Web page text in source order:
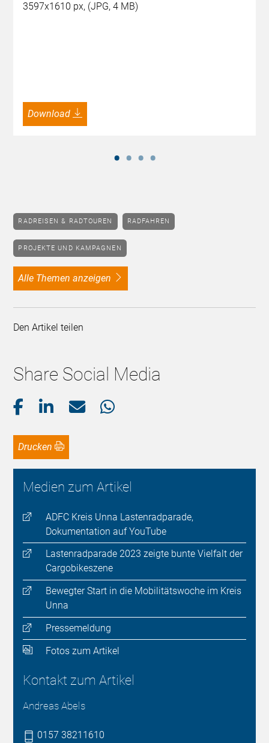
3597x1610 px, (JPG, 4 MB)
Download
RADREISEN & RADTOUREN RADFAHREN
PROJEKTE UND KAMPAGNEN
alle Themen anzeigen
Den Artikel teilen
Share Social Media
Drucken
Medien zum Artikel
ADFC Kreis Unna Lastenradparade,
Dokumentation auf YouTube
Lastenradparade 2023 zeigte bunte Vielfalt der
Cargobikeszene
Bewegter Start in die Mobilitätswoche im Kreis
Unna
Pressemeldung
Fotos zum Artikel
Kontakt zum Artikel
Andreas Abels
0157 38211610